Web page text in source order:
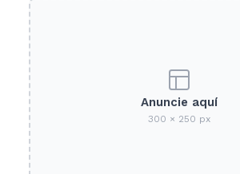
Anuncie aquí
300 × 250 px